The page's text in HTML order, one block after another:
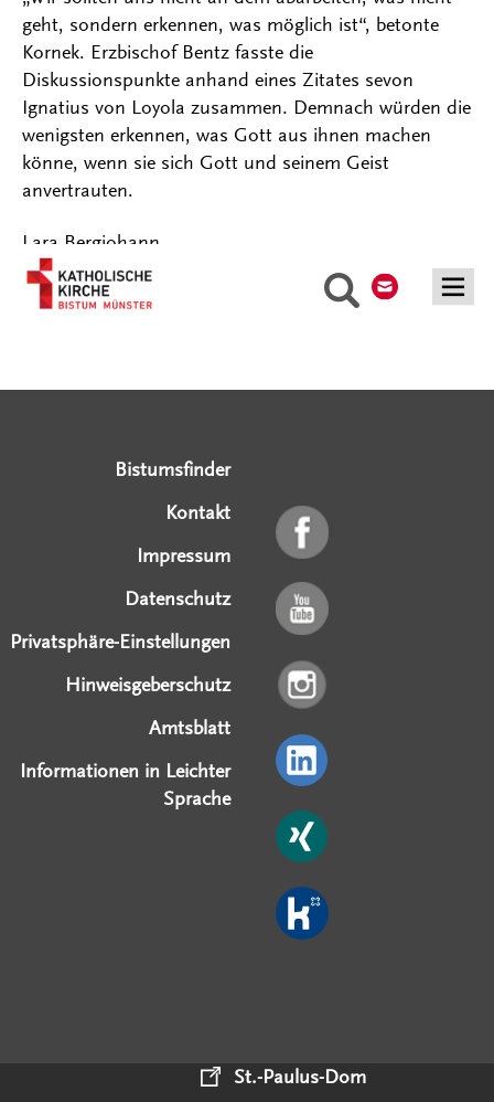
Suche
geht, sondern erkennen, was möglich ist“, betonte
Kornek. Erzbischof Bentz fasste die
Diskussionspunkte anhand eines Zitates sevon
Ignatius von Loyola zusammen. Demnach würden die
wenigsten erkennen, was Gott aus ihnen machen
könne, wenn sie sich Gott und seinem Geist
anvertrauten.
Lara Bergjohann
Bistumsfinder
Kontakt
Impressum
Datenschutz
Privatsphäre-Einstellungen
Hinweisgeberschutz
Amtsblatt
Informationen in Leichter
Sprache
St.-Paulus-Dom